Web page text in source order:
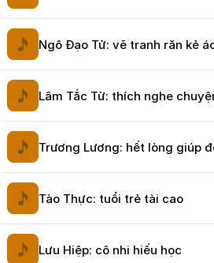
Ngô Đạo Tử: vẽ tranh răn kẻ
Lâm Tắc Từ: thích nghe
Trương Lương: hết lòng giúp
Tào Thực: tuổi trẻ tài cao
Lưu Hiệp: cô nhi hiếu học